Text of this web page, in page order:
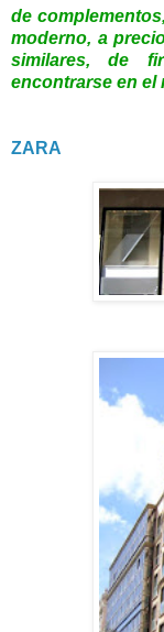
de
moderno, a
similares, de
encontrarse en el
ZARA